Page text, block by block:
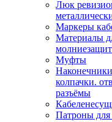
Люк
Маркеры
Материалы
Муфты
колпачки.
разъёмы
Патроны для